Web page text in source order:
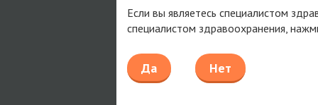
Если вы являетесь специалистом
специалистом здравоохранения,
Да Нет